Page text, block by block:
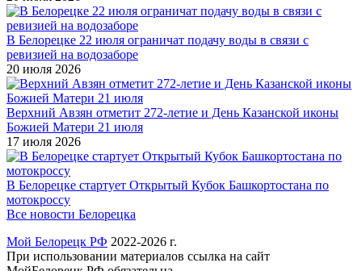
В Белорецке 22 июля ограничат подачу воды в связи с
ревизией на водозаборе
20 июля 2026
Верхний Авзян отметит 272-летие и День Казанской иконы
Божией Матери 21 июля
17 июля 2026
В Белорецке стартует Открытый Кубок Башкортостана по
мотокроссу
Все новости Белорецка
Мой Белорецк РФ 2022-2026 г.
При использовании материалов ссылка на сайт